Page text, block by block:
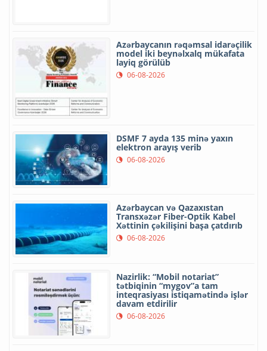
Azərbaycanın rəqəmsal idarəçilik
model iki beynəlxalq mükafata
layiq görülüb
06-08-2026
DSMF 7 ayda 135 minə yaxın
elektron arayış verib
06-08-2026
Azərbaycan və Qazaxıstan
Transxəzər Fiber-Optik Kabel
Xəttinin çəkilişini başa çatdırıb
06-08-2026
Nazirlik: “Mobil notariat”
tətbiqinin “mygov”a tam
inteqrasiyası istiqamətində işlər
davam etdirilir
06-08-2026